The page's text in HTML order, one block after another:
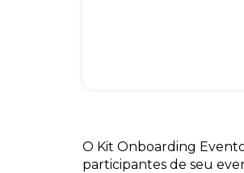
O Kit Onboarding
participantes de seu